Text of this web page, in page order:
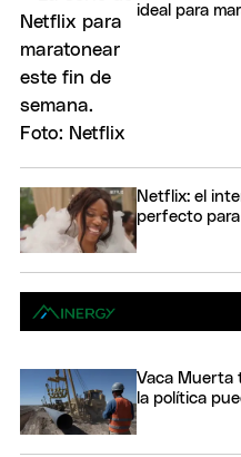
ideal para
Netflix: el
perfecto
Vaca Muerta
la política